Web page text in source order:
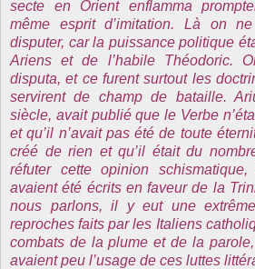
secte en Orient enflamma
même esprit d’imitation. Là on
disputer, car la puissance politique
Ariens et de l’habile Théodoric.
disputa, et ce furent surtout les
servirent de champ de bataille.
siècle, avait publié que le Verbe
et qu’il n’avait pas été de toute
créé de rien et qu’il était du
réfuter cette opinion
avaient été écrits en faveur de la
nous parlons, il y eut une
reproches faits par les Italiens
combats de la plume et de la
avaient peu l’usage de ces luttes